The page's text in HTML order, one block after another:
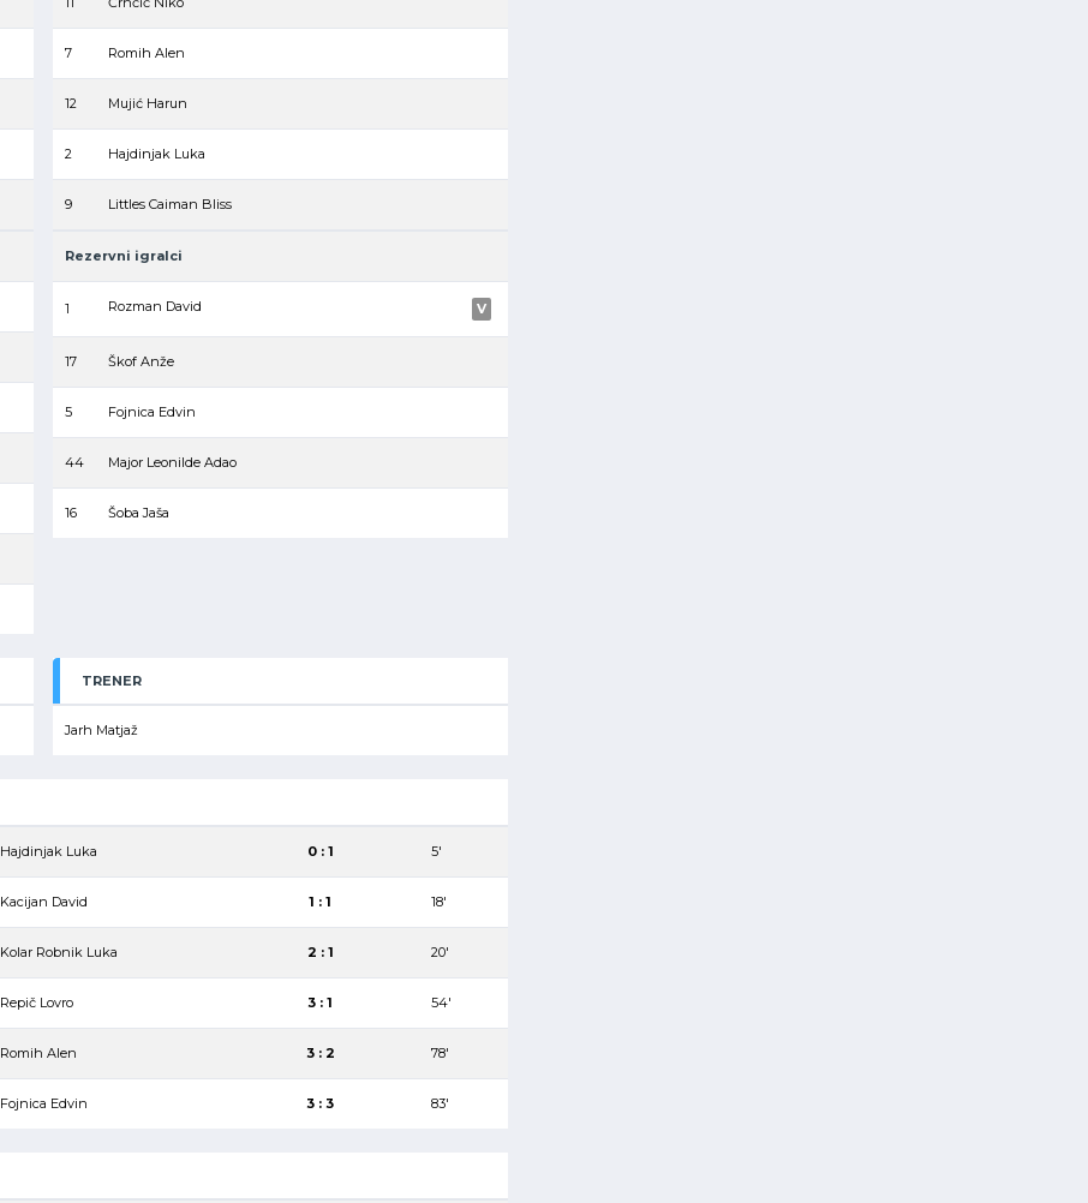
7 Romih Alen
12 Mujić Harun
2 Hajdinjak Luka
9 Littles Caiman Bliss
Rezervni igralci
1 Rozman David V
17 Škof Anže
5 Fojnica Edvin
44 Major Leonilde Adao
16 Šoba Jaša
TRENER
Jarh Matjaž
Hajdinjak Luka 0 : 1 5′
Kacijan David 1 : 1 18′
Kolar Robnik Luka 2 : 1 20′
Repič Lovro 3 : 1 54′
Romih Alen 3 : 2 78′
Fojnica Edvin 3 : 3 83′